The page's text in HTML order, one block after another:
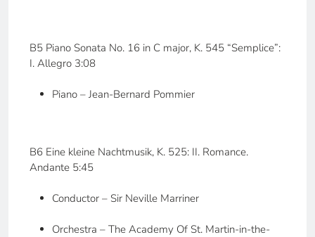
B5 Piano Sonata No. 16 in C major, K. 545 “Semplice”:
I. Allegro 3:08
Piano – Jean-Bernard Pommier
B6 Eine kleine Nachtmusik, K. 525: II. Romance.
Andante 5:45
Conductor – Sir Neville Marriner
Orchestra – The Academy Of St. Martin-in-the-